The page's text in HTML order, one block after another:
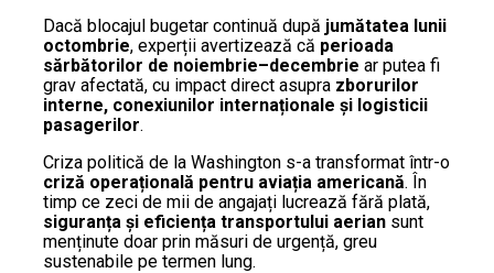
Dacă blocajul bugetar continuă după jumătatea lunii
octombrie, experții avertizează că perioada
sărbătorilor de noiembrie–decembrie ar putea fi
grav afectată, cu impact direct asupra zborurilor
interne, conexiunilor internaționale și logisticii
pasagerilor.
Criza politică de la Washington s-a transformat într-o
criză operațională pentru aviația americană. În
timp ce zeci de mii de angajați lucrează fără plată,
siguranța și eficiența transportului aerian sunt
menținute doar prin măsuri de urgență, greu
sustenabile pe termen lung.